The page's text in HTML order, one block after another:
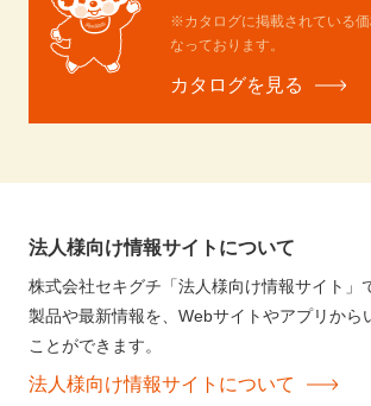
※カタログに掲載されている価
なっております。
カタログを見る
法人様向け情報サイトについて
株式会社セキグチ「法人様向け情報サイト」
製品や最新情報を、Webサイトやアプリから
ことができます。
法人様向け情報サイトについて